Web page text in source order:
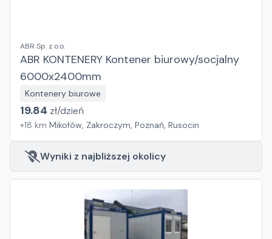
ABR Sp. z o.o.
ABR KONTENERY Kontener biurowy/socjalny
6000x2400mm
Kontenery biurowe
19.84 zł/dzień
+18 km Mikołów, Zakroczym, Poznań, Rusocin
Wyniki z najbliższej okolicy